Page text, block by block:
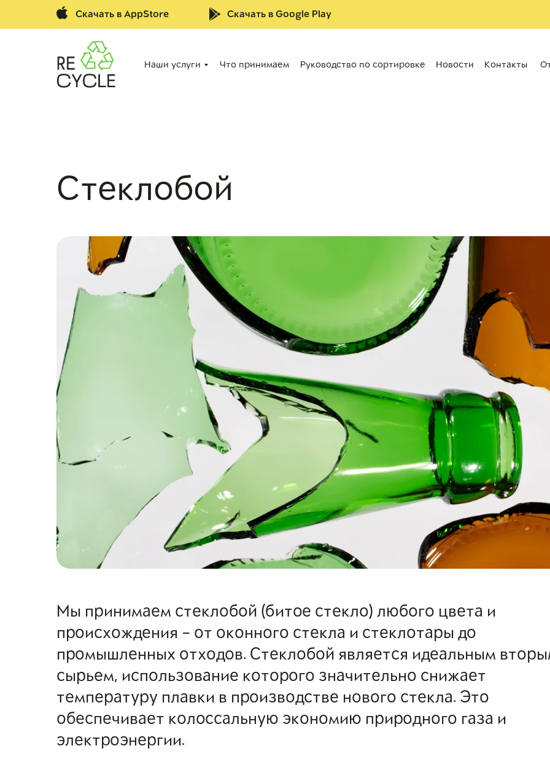
Скачать в AppStore Скачать в Google Play
Что принимаем
Наши услуги Руководство по сортировке Новости Контакты
Стеклобой
Мы принимаем стеклобой (битое стекло) любого цвета и
происхождения – от оконного стекла и стеклотары до
промышленных отходов. Стеклобой является идеальным
сырьем, использование которого значительно снижает
температуру плавки в производстве нового стекла. Это
обеспечивает колоссальную экономию природного газа и
электроэнергии.